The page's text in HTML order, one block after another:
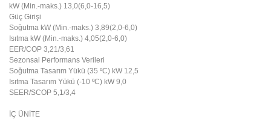
kW (Min.-maks.) 13,0(6,0-16,5)
Güç Girişi
Soğutma kW (Min.-maks.) 3,89(2,0-6,0)
Isıtma kW (Min.-maks.) 4,05(2,0-6,0)
EER/COP 3,21/3,61
Sezonsal Performans Verileri
Soğutma Tasarım Yükü (35 ºC) kW 12,5
Isıtma Tasarım Yükü (-10 ºC) kW 9,0
SEER/SCOP 5,1/3,4
İÇ ÜNİTE